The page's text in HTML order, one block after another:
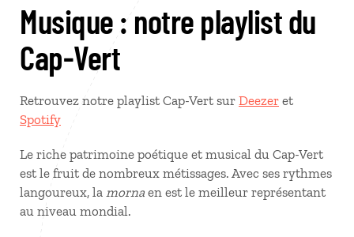
Musique : notre playlist du
Cap-Vert
Retrouvez notre playlist Cap-Vert sur Deezer et
Spotify
Le riche patrimoine poétique et musical du Cap-Vert
est le fruit de nombreux métissages. Avec ses rythmes
langoureux, la morna en est le meilleur représentant
au niveau mondial.